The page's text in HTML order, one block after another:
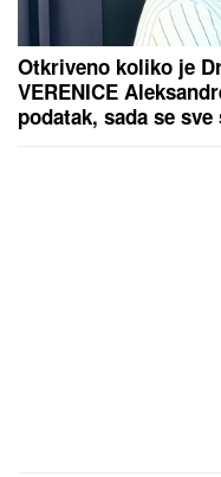
Otkriveno koliko je
VERENICE
podatak, sada se sve